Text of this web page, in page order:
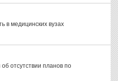
в медицинских вузах
отсутствии планов по